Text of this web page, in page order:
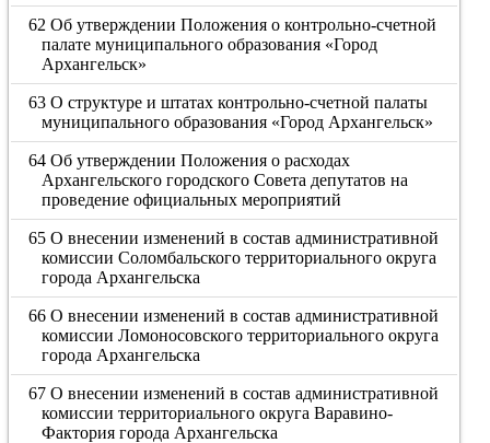
62 Об утверждении Положения о контрольно-счетной
палате муниципального образования «Город
Архангельск»
63 О структуре и штатах контрольно-счетной палаты
муниципального образования «Город Архангельск»
64 Об утверждении Положения о расходах
Архангельского городского Совета депутатов на
проведение официальных мероприятий
65 О внесении изменений в состав административной
комиссии Соломбальского территориального округа
города Архангельска
66 О внесении изменений в состав административной
комиссии Ломоносовского территориального округа
города Архангельска
67 О внесении изменений в состав административной
комиссии территориального округа Варавино-
Фактория города Архангельска